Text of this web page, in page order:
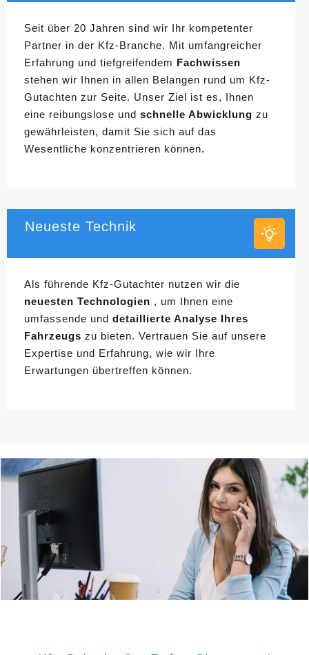
Seit über 20 Jahren sind wir Ihr kompetenter
Partner in der Kfz-Branche. Mit umfangreicher
Erfahrung und tiefgreifendem Fachwissen
stehen wir Ihnen in allen Belangen rund um Kfz-
Gutachten zur Seite. Unser Ziel ist es, Ihnen
eine reibungslose und schnelle Abwicklung zu
gewährleisten, damit Sie sich auf das
Wesentliche konzentrieren können.
Neueste Technik
Als führende Kfz-Gutachter nutzen wir die
neuesten Technologien , um Ihnen eine
umfassende und detaillierte Analyse Ihres
Fahrzeugs zu bieten. Vertrauen Sie auf unsere
Expertise und Erfahrung, wie wir Ihre
Erwartungen übertreffen können.